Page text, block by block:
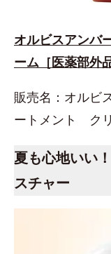
オルビスアンバ
ーム［医薬部外品
販売名：オル
ートメント ク
夏も心地いい
スチャー